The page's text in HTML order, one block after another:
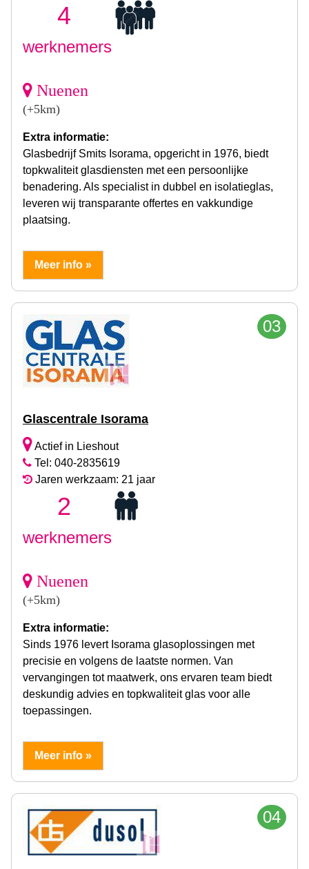
4
werknemers
Nuenen
(+5km)
Extra informatie:
Glasbedrijf Smits Isorama, opgericht in 1976, biedt
topkwaliteit glasdiensten met een persoonlijke
benadering. Als specialist in dubbel en isolatieglas,
leveren wij transparante offertes en vakkundige
plaatsing.
Meer info »
03
Glascentrale Isorama
Actief in Lieshout
Tel: 040-2835619
Jaren werkzaam: 21 jaar
2
werknemers
Nuenen
(+5km)
Extra informatie:
Sinds 1976 levert Isorama glasoplossingen met
precisie en volgens de laatste normen. Van
vervangingen tot maatwerk, ons ervaren team biedt
deskundig advies en topkwaliteit glas voor alle
toepassingen.
Meer info »
04